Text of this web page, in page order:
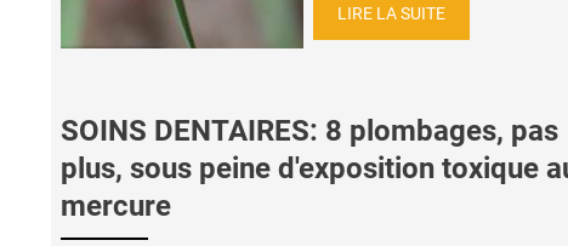
LIRE LA SUITE
SOINS DENTAIRES: 8 plombages, pas
plus, sous peine d'exposition toxique
mercure